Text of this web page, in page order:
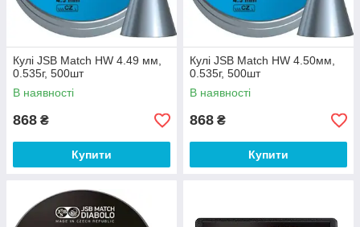
Кулі JSB Match HW 4.49 мм,
0.535г, 500шт
В наявності
868 ₴
Купити
Кулі JSB Match HW 4.50мм,
0.535г, 500шт
В наявності
868 ₴
Купити